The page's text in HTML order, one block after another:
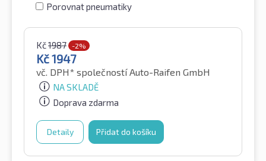
Porovnat pneumatiky
Kč1987 -2%
Kč1947
vč. DPH* společností Auto-Raifen GmbH
NA SKLADĚ
Doprava zdarma
Detaily Přidat do košíku